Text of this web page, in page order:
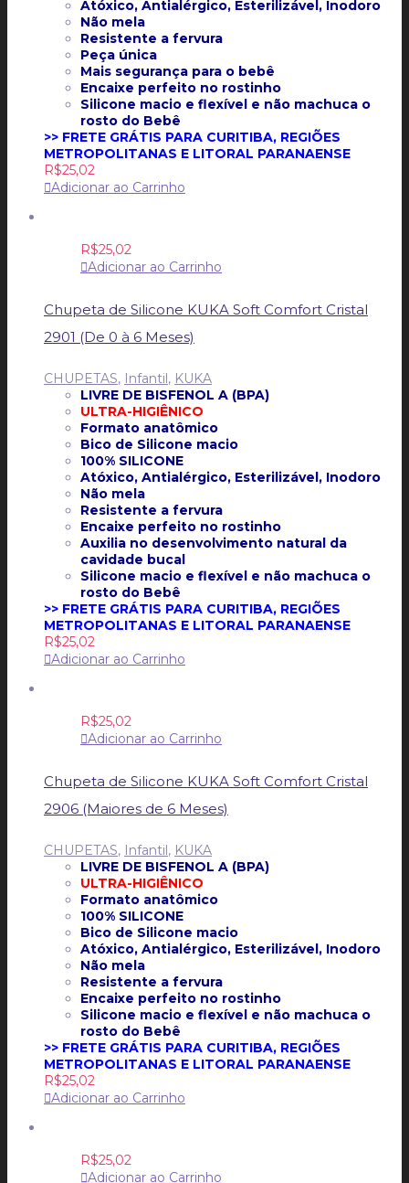
Atóxico, Antialérgico, Esterilizável, Inodoro
Não mela
Resistente a fervura
Peça única
Mais segurança para o bebê
Encaixe perfeito no rostinho
Silicone macio e flexível e não machuca o
rosto do Bebê
>> FRETE GRÁTIS PARA CURITIBA, REGIÕES
METROPOLITANAS E LITORAL PARANAENSE
R$25,02
Adicionar ao Carrinho
R$25,02
Adicionar ao Carrinho
Chupeta de Silicone KUKA Soft Comfort Cristal
2901 (De 0 à 6 Meses)
CHUPETAS, Infantil, KUKA
LIVRE DE BISFENOL A (BPA)
ULTRA-HIGIÊNICO
Formato anatômico
Bico de Silicone macio
100% SILICONE
Atóxico, Antialérgico, Esterilizável, Inodoro
Não mela
Resistente a fervura
Encaixe perfeito no rostinho
Auxilia no desenvolvimento natural da
cavidade bucal
Silicone macio e flexível e não machuca o
rosto do Bebê
>> FRETE GRÁTIS PARA CURITIBA, REGIÕES
METROPOLITANAS E LITORAL PARANAENSE
R$25,02
Adicionar ao Carrinho
R$25,02
Adicionar ao Carrinho
Chupeta de Silicone KUKA Soft Comfort Cristal
2906 (Maiores de 6 Meses)
CHUPETAS, Infantil, KUKA
LIVRE DE BISFENOL A (BPA)
ULTRA-HIGIÊNICO
Formato anatômico
100% SILICONE
Bico de Silicone macio
Atóxico, Antialérgico, Esterilizável, Inodoro
Não mela
Resistente a fervura
Encaixe perfeito no rostinho
Silicone macio e flexível e não machuca o
rosto do Bebê
>> FRETE GRÁTIS PARA CURITIBA, REGIÕES
METROPOLITANAS E LITORAL PARANAENSE
R$25,02
Adicionar ao Carrinho
R$25,02
Adicionar ao Carrinho